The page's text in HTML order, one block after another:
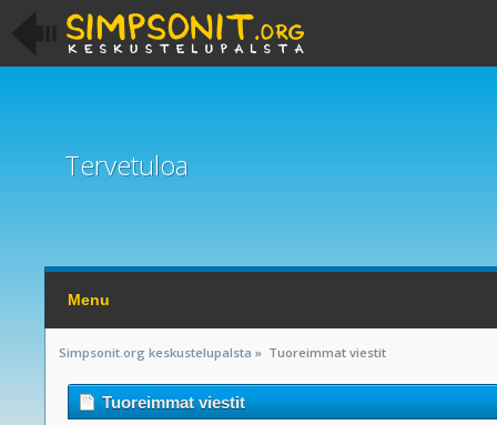
Tervetuloa
Menu
Simpsonit.org keskustelupalsta » Tuoreimmat viestit
Tuoreimmat viestit